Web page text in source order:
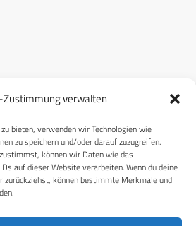
Zustimmung verwalten
bieten, verwenden wir Technologien wie
zu speichern und/oder darauf zuzugreifen.
können wir Daten wie das
auf dieser Website verarbeiten. Wenn du deine
können bestimmte Merkmale und